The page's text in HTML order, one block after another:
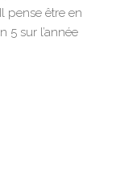
pense être en
5 sur l’année